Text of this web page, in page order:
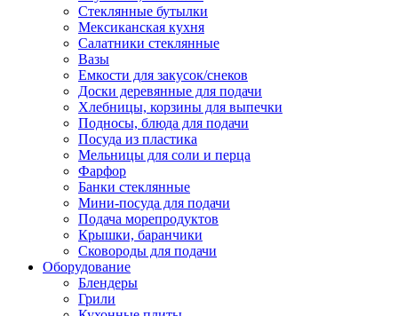
Стеклянные бутылки
Мексиканская кухня
Салатники стеклянные
Вазы
Емкости для закусок/снеков
Доски деревянные для подачи
Хлебницы, корзины для выпечки
Подносы, блюда для подачи
Посуда из пластика
Мельницы для соли и перца
Фарфор
Банки стеклянные
Мини-посуда для подачи
Подача морепродуктов
Крышки, баранчики
Сковороды для подачи
Оборудование
Блендеры
Грили